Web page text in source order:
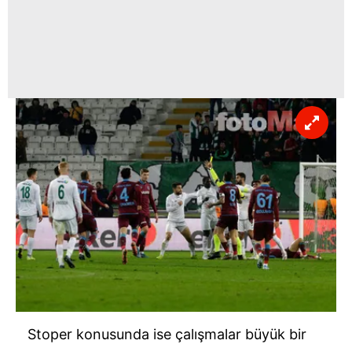
Stoper konusunda ise çalışmalar büyük bir